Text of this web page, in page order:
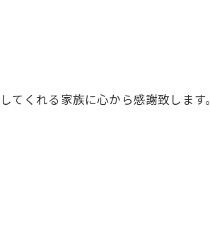
くれる家族に心から感謝致します。